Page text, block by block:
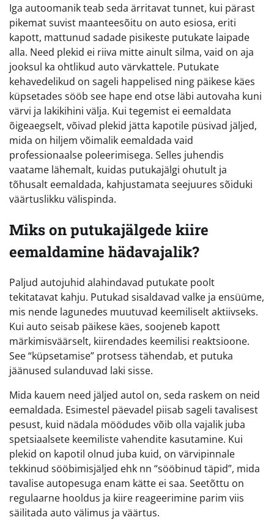
Iga autoomanik teab seda ärritavat tunnet, kui pärast
pikemat suvist maanteesõitu on auto esiosa, eriti
kapott, mattunud sadade pisikeste putukate laipade
alla. Need plekid ei riiva mitte ainult silma, vaid on aja
jooksul ka ohtlikud auto värvkattele. Putukate
kehavedelikud on sageli happelised ning päikese käes
küpsetades sööb see hape end otse läbi autovaha kuni
värvi ja lakikihini välja. Kui tegemist ei eemaldata
õigeaegselt, võivad plekid jätta kapotile püsivad jäljed,
mida on hiljem võimalik eemaldada vaid
professionaalse poleerimisega. Selles juhendis
vaatame lähemalt, kuidas putukajälgi ohutult ja
tõhusalt eemaldada, kahjustamata seejuures sõiduki
väärtuslikku välispinda.
Miks on putukajälgede kiire
eemaldamine hädavajalik?
Paljud autojuhid alahindavad putukate poolt
tekitatavat kahju. Putukad sisaldavad valke ja ensüüme,
mis nende lagunedes muutuvad keemiliselt aktiivseks.
Kui auto seisab päikese käes, soojeneb kapott
märkimisväärselt, kiirendades keemilisi reaktsioone.
See “küpsetamise” protsess tähendab, et putuka
jäänused sulanduvad laki sisse.
Mida kauem need jäljed autol on, seda raskem on neid
eemaldada. Esimestel päevadel piisab sageli tavalisest
pesust, kuid nädala möödudes võib olla vajalik juba
spetsiaalsete keemiliste vahendite kasutamine. Kui
plekid on kapotil olnud juba kuid, on värvipinnale
tekkinud sööbimisjäljed ehk nn “sööbinud täpid”, mida
tavalise autopesuga enam kätte ei saa. Seetõttu on
regulaarne hooldus ja kiire reageerimine parim viis
säilitada auto välimus ja väärtus.